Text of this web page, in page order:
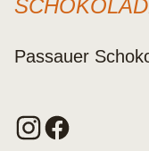
Passauer